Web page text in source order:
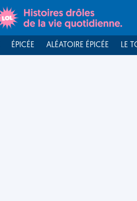
ÉPICÉE ALÉATOIRE ÉPICÉE LE